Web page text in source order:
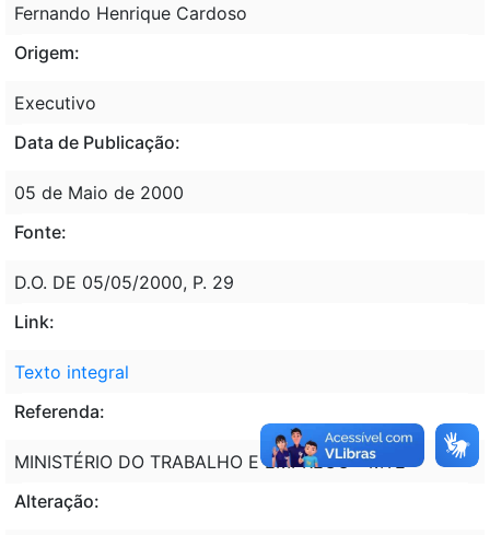
Fernando Henrique Cardoso
Origem:
Executivo
Data de Publicação:
05 de Maio de 2000
Fonte:
D.O. DE 05/05/2000, P. 29
Link:
Texto integral
Referenda:
MINISTÉRIO DO TRABALHO E EMPREGO - MTE
Alteração: